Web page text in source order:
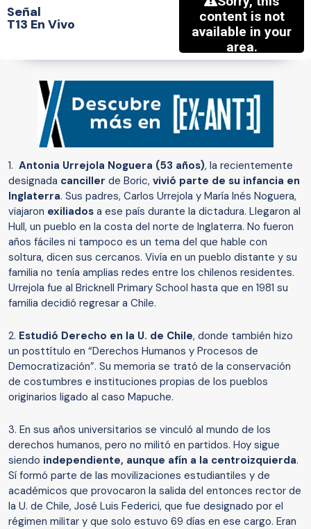
Señal
T13 En Vivo
1. Antonia Urrejola Noguera (53 años), la recientemente
designada canciller de Boric, vivió parte de su infancia en
Inglaterra. Sus padres, Carlos Urrejola y María Inés Noguera,
viajaron exiliados a ese país durante la dictadura. Llegaron al
Hull, un pueblo en la costa del norte de Inglaterra. No fueron
años fáciles ni tampoco es un tema del que hable con
soltura, dicen sus cercanos. Vivía en un pueblo distante y su
familia no tenía amplias redes entre los chilenos residentes.
Urrejola fue al Bricknell Primary School hasta que en 1981 su
familia decidió regresar a Chile.
2. Estudió Derecho en la U. de Chile, donde también hizo
un posttítulo en “Derechos Humanos y Procesos de
Democratización”. Su memoria se trató de la conservación
de costumbres e instituciones propias de los pueblos
originarios ligado al caso Mapuche.
3. En sus años universitarios se vinculó al mundo de los
derechos humanos, pero no militó en partidos. Hoy sigue
siendo independiente, aunque afín a la centroizquierda.
Sí formó parte de las movilizaciones estudiantiles y de
académicos que provocaron la salida del entonces rector de
la U. de Chile, José Luis Federici, que fue designado por el
régimen militar y que solo estuvo 69 días en ese cargo. Eran